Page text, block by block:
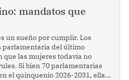
mandatos que
un sueño por cumplir. Los
parlamentaria del último
que las mujeres todavía no
Si bien 70 parlamentarias
el quinquenio 2026-2031, ellas